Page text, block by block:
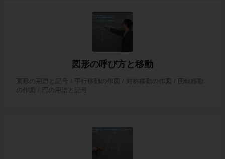
図形の呼び方と移動
図形の用語と記号 / 平行移動の作図 / 対称移動の作図 / 回転移動
の作図 / 円の用語と記号